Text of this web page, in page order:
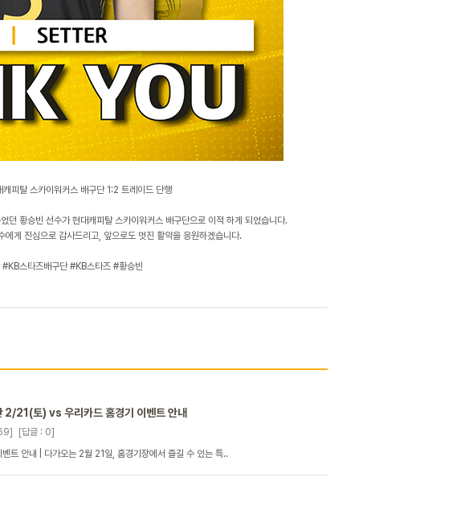
피탈 스카이워커스 배구단 1:2 트레이드 단행
황승빈 선수가 현대캐피탈 스카이워커스 배구단으로 이적 하게 되었습니다.
게 진심으로 감사드리고, 앞으로도 멋진 활약을 응원하겠습니다.
스타즈배구단 #KB스타즈 #황승빈​
2/21(토) vs 우리카드 홈경기 이벤트 안내
[답글 : 0]
트 안내 | 다가오는 2월 21일, 홈경기장에서 즐길 수 있는 특..